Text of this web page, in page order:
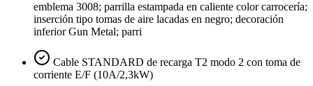
emblema 3008; parrilla estampada en caliente color carrocería;
inserción tipo tomas de aire lacadas en negro; decoración
inferior Gun Metal; parri
Cable STANDARD de recarga T2 modo 2 con toma de
corriente E/F (10A/2,3kW)